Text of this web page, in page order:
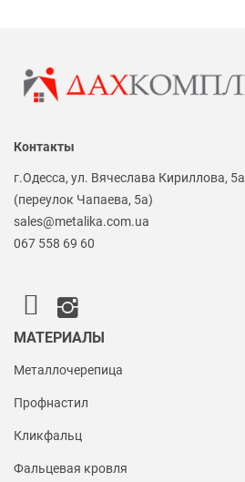
Контакты
г.Одесса, ул. Вячеслава Кириллова, 5а
(переулок Чапаева, 5а)
sales@metalika.com.ua
067 558 69 60
МАТЕРИАЛЫ
Металлочерепица
Профнастил
Кликфальц
Фальцевая кровля